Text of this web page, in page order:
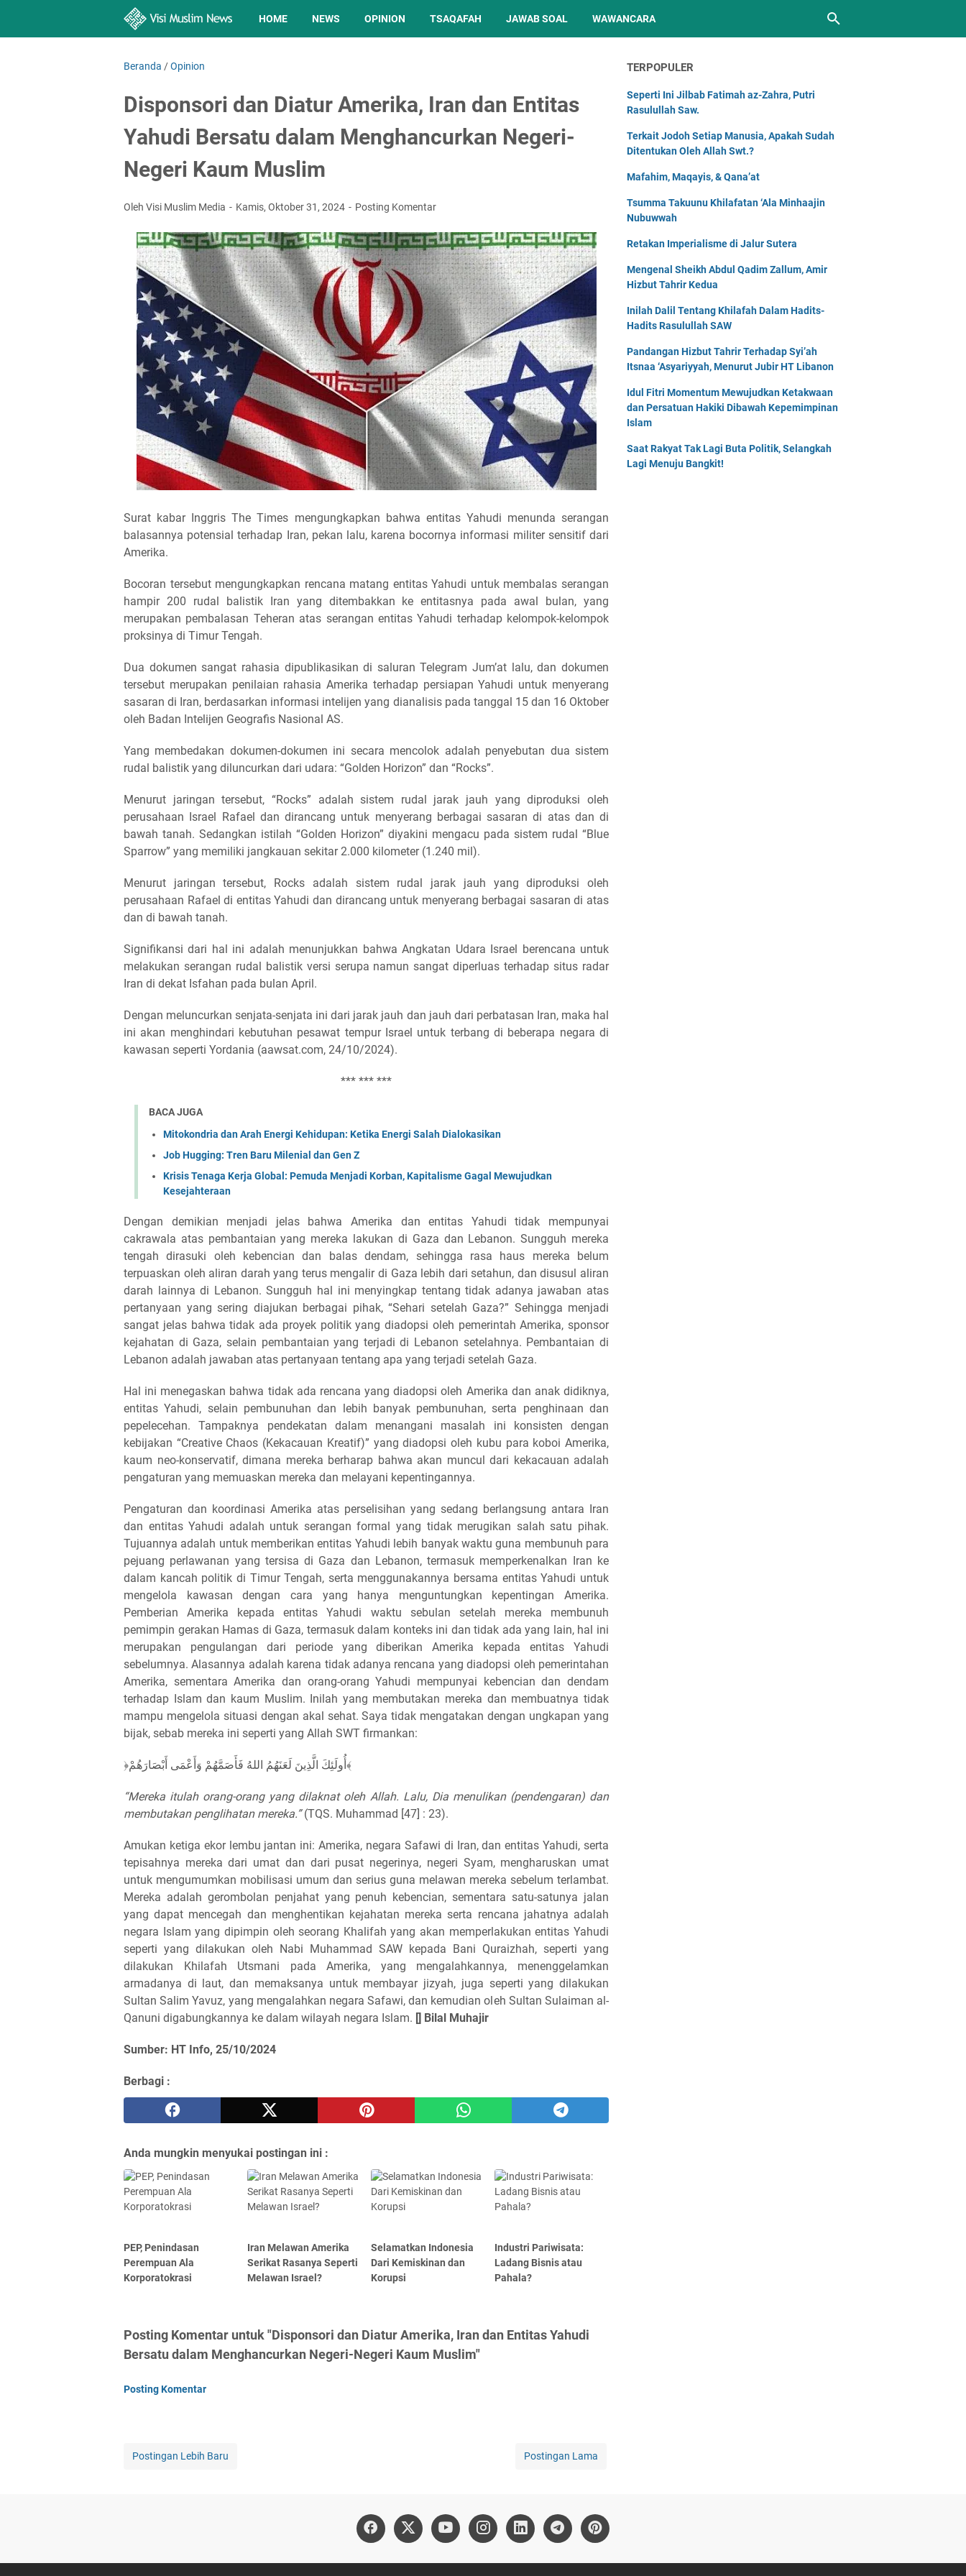
HOME NEWS OPINION TSAQAFAH JAWAB SOAL WAWANCARA
Beranda /Opinion
Disponsori dan Diatur Amerika, Iran dan Entitas
Yahudi Bersatu dalam Menghancurkan Negeri-
Negeri Kaum Muslim
Oleh Visi Muslim Media Kamis, Oktober 31, 2024 Posting Komentar
Surat kabar Inggris The Times mengungkapkan bahwa entitas Yahudi menunda serangan
balasannya potensial terhadap Iran, pekan lalu, karena bocornya informasi militer sensitif dari
Amerika.
Bocoran tersebut mengungkapkan rencana matang entitas Yahudi untuk membalas serangan
hampir 200 rudal balistik Iran yang ditembakkan ke entitasnya pada awal bulan, yang
merupakan pembalasan Teheran atas serangan entitas Yahudi terhadap kelompok-kelompok
proksinya di Timur Tengah.
Dua dokumen sangat rahasia dipublikasikan di saluran Telegram Jum’at lalu, dan dokumen
tersebut merupakan penilaian rahasia Amerika terhadap persiapan Yahudi untuk menyerang
sasaran di Iran, berdasarkan informasi intelijen yang dianalisis pada tanggal 15 dan 16 Oktober
oleh Badan Intelijen Geografis Nasional AS.
Yang membedakan dokumen-dokumen ini secara mencolok adalah penyebutan dua sistem
rudal balistik yang diluncurkan dari udara: “Golden Horizon” dan “Rocks”.
Menurut jaringan tersebut, “Rocks” adalah sistem rudal jarak jauh yang diproduksi oleh
perusahaan Israel Rafael dan dirancang untuk menyerang berbagai sasaran di atas dan di
bawah tanah. Sedangkan istilah “Golden Horizon” diyakini mengacu pada sistem rudal “Blue
Sparrow” yang memiliki jangkauan sekitar 2.000 kilometer (1.240 mil).
Menurut jaringan tersebut, Rocks adalah sistem rudal jarak jauh yang diproduksi oleh
perusahaan Rafael di entitas Yahudi dan dirancang untuk menyerang berbagai sasaran di atas
dan di bawah tanah.
Signifikansi dari hal ini adalah menunjukkan bahwa Angkatan Udara Israel berencana untuk
melakukan serangan rudal balistik versi serupa namun sangat diperluas terhadap situs radar
Iran di dekat Isfahan pada bulan April.
Dengan meluncurkan senjata-senjata ini dari jarak jauh dan jauh dari perbatasan Iran, maka hal
ini akan menghindari kebutuhan pesawat tempur Israel untuk terbang di beberapa negara di
kawasan seperti Yordania (aawsat.com, 24/10/2024).
*** *** ***
BACA JUGA
Mitokondria dan Arah Energi Kehidupan: Ketika Energi Salah Dialokasikan
Job Hugging: Tren Baru Milenial dan Gen Z
Krisis Tenaga Kerja Global: Pemuda Menjadi Korban, Kapitalisme Gagal Mewujudkan
Kesejahteraan
Dengan demikian menjadi jelas bahwa Amerika dan entitas Yahudi tidak mempunyai
cakrawala atas pembantaian yang mereka lakukan di Gaza dan Lebanon. Sungguh mereka
tengah dirasuki oleh kebencian dan balas dendam, sehingga rasa haus mereka belum
terpuaskan oleh aliran darah yang terus mengalir di Gaza lebih dari setahun, dan disusul aliran
darah lainnya di Lebanon. Sungguh hal ini menyingkap tentang tidak adanya jawaban atas
pertanyaan yang sering diajukan berbagai pihak, “Sehari setelah Gaza?” Sehingga menjadi
sangat jelas bahwa tidak ada proyek politik yang diadopsi oleh pemerintah Amerika, sponsor
kejahatan di Gaza, selain pembantaian yang terjadi di Lebanon setelahnya. Pembantaian di
Lebanon adalah jawaban atas pertanyaan tentang apa yang terjadi setelah Gaza.
Hal ini menegaskan bahwa tidak ada rencana yang diadopsi oleh Amerika dan anak didiknya,
entitas Yahudi, selain pembunuhan dan lebih banyak pembunuhan, serta penghinaan dan
pepelecehan. Tampaknya pendekatan dalam menangani masalah ini konsisten dengan
kebijakan “Creative Chaos (Kekacauan Kreatif)” yang diadopsi oleh kubu para koboi Amerika,
kaum neo-konservatif, dimana mereka berharap bahwa akan muncul dari kekacauan adalah
pengaturan yang memuaskan mereka dan melayani kepentingannya.
Pengaturan dan koordinasi Amerika atas perselisihan yang sedang berlangsung antara Iran
dan entitas Yahudi adalah untuk serangan formal yang tidak merugikan salah satu pihak.
Tujuannya adalah untuk memberikan entitas Yahudi lebih banyak waktu guna membunuh para
pejuang perlawanan yang tersisa di Gaza dan Lebanon, termasuk memperkenalkan Iran ke
dalam kancah politik di Timur Tengah, serta menggunakannya bersama entitas Yahudi untuk
mengelola kawasan dengan cara yang hanya menguntungkan kepentingan Amerika.
Pemberian Amerika kepada entitas Yahudi waktu sebulan setelah mereka membunuh
pemimpin gerakan Hamas di Gaza, termasuk dalam konteks ini dan tidak ada yang lain, hal ini
merupakan pengulangan dari periode yang diberikan Amerika kepada entitas Yahudi
sebelumnya. Alasannya adalah karena tidak adanya rencana yang diadopsi oleh pemerintahan
Amerika, sementara Amerika dan orang-orang Yahudi mempunyai kebencian dan dendam
terhadap Islam dan kaum Muslim. Inilah yang membutakan mereka dan membuatnya tidak
mampu mengelola situasi dengan akal sehat. Saya tidak mengatakan dengan ungkapan yang
bijak, sebab mereka ini seperti yang Allah SWT firmankan:
﴿أُولَئِكَ الَّذِينَ لَعَنَهُمُ اللهُ فَأَصَمَّهُمْ وَأَعْمَى أَبْصَارَهُمْ﴾
“Mereka itulah orang-orang yang dilaknat oleh Allah. Lalu, Dia menulikan (pendengaran) dan
membutakan penglihatan mereka.”(TQS. Muhammad [47] : 23).
Amukan ketiga ekor lembu jantan ini: Amerika, negara Safawi di Iran, dan entitas Yahudi, serta
tepisahnya mereka dari umat dan dari pusat negerinya, negeri Syam, mengharuskan umat
untuk mengumumkan mobilisasi umum dan serius guna melawan mereka sebelum terlambat.
Mereka adalah gerombolan penjahat yang penuh kebencian, sementara satu-satunya jalan
yang dapat mencegah dan menghentikan kejahatan mereka serta rencana jahatnya adalah
negara Islam yang dipimpin oleh seorang Khalifah yang akan memperlakukan entitas Yahudi
seperti yang dilakukan oleh Nabi Muhammad SAW kepada Bani Quraizhah, seperti yang
dilakukan Khilafah Utsmani pada Amerika, yang mengalahkannya, menenggelamkan
armadanya di laut, dan memaksanya untuk membayar jizyah, juga seperti yang dilakukan
Sultan Salim Yavuz, yang mengalahkan negara Safawi, dan kemudian oleh Sultan Sulaiman al-
Qanuni digabungkannya ke dalam wilayah negara Islam. [] Bilal Muhajir
Sumber: HT Info, 25/10/2024
Berbagi :
Anda mungkin menyukai postingan ini :
PEP, Penindasan
Perempuan Ala
Korporatokrasi
Iran Melawan Amerika
Serikat Rasanya Seperti
Melawan Israel?
Selamatkan Indonesia
Dari Kemiskinan dan
Korupsi
Industri Pariwisata:
Ladang Bisnis atau
Pahala?
Posting Komentar untuk "Disponsori dan Diatur Amerika, Iran dan Entitas Yahudi
Bersatu dalam Menghancurkan Negeri-Negeri Kaum Muslim"
Posting Komentar
Postingan Lebih Baru Postingan Lama
TERPOPULER
Seperti Ini Jilbab Fatimah az-Zahra, Putri
Rasulullah Saw.
Terkait Jodoh Setiap Manusia, Apakah Sudah
Ditentukan Oleh Allah Swt.?
Mafahim, Maqayis, & Qana’at
Tsumma Takuunu Khilafatan ‘Ala Minhaajin
Nubuwwah
Retakan Imperialisme di Jalur Sutera
Mengenal Sheikh Abdul Qadim Zallum, Amir
Hizbut Tahrir Kedua
Inilah Dalil Tentang Khilafah Dalam Hadits-
Hadits Rasulullah SAW
Pandangan Hizbut Tahrir Terhadap Syi’ah
Itsnaa ‘Asyariyyah, Menurut Jubir HT Libanon
Idul Fitri Momentum Mewujudkan Ketakwaan
dan Persatuan Hakiki Dibawah Kepemimpinan
Islam
Saat Rakyat Tak Lagi Buta Politik, Selangkah
Lagi Menuju Bangkit!